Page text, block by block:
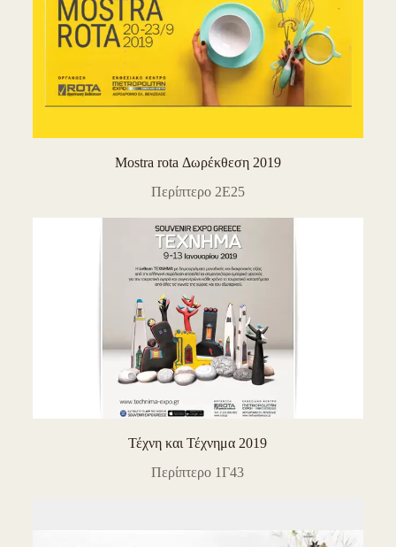
Mostra rota Δωρέκθεση 2019
Περίπτερο 2Ε25
Τέχνη και Τέχνημα 2019
Περίπτερο 1Γ43